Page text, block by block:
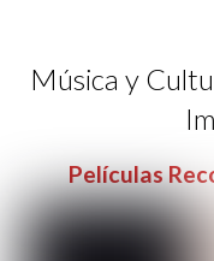
Música y
Películas